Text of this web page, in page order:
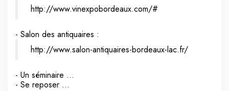
http://www.vinexpobordeaux.com/#
- Salon des antiquaires :
http://www.salon-antiquaires-bordeaux-lac.fr/
- Un séminaire …
- Se reposer …